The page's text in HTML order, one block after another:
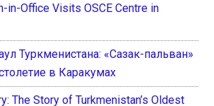
in-Office Visits OSCE Centre in
Туркменистана: «Сазак-пальван»
в Каракумах
The Story of Turkmenistan’s Oldest